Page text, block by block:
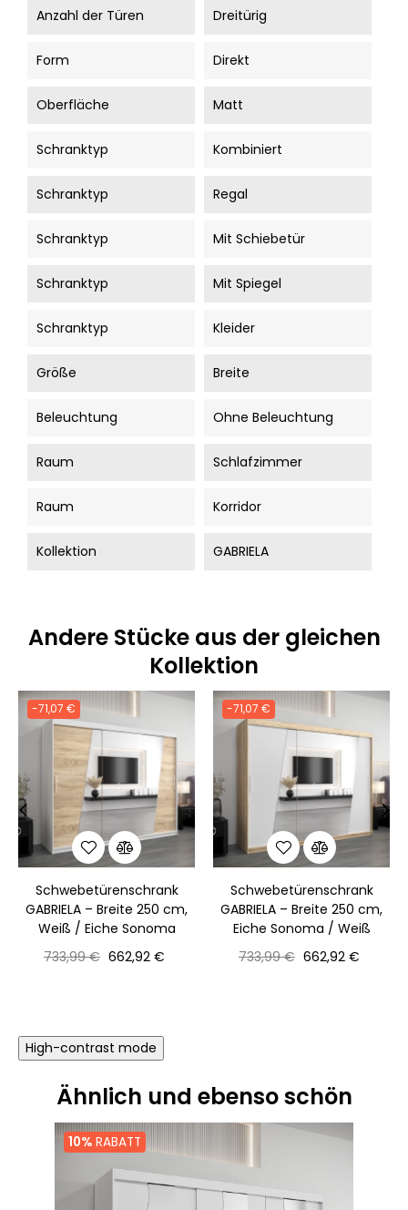
Anzahl der Türen Dreitürig
Form Direkt
Oberfläche Matt
Schranktyp Kombiniert
Schranktyp Regal
Schranktyp Mit Schiebetür
Schranktyp Mit Spiegel
Schranktyp Kleider
Größe Breite
Beleuchtung Ohne Beleuchtung
Raum Schlafzimmer
Raum Korridor
Kollektion GABRIELA
Andere Stücke aus der gleichen
Kollektion
-71,07 €
Schwebetürenschrank
GABRIELA – Breite 250 cm,
Weiß / Eiche Sonoma
Normaler
733,99 € Preis
662,92 €
-71,07 €
Schwebetürenschrank
GABRIELA – Breite 250 cm,
Eiche Sonoma / Weiß
Normaler
733,99 € Preis
662,92 €
High-contrast mode
Ähnlich und ebenso schön
10% RABATT